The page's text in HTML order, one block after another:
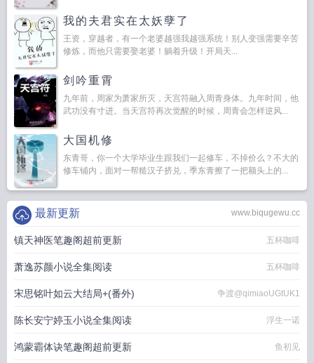
我的夫君实在太妖孽了
王资，穿越者，有一个老婆越强我越强系统！别人变强需要辛苦
修炼，而他只需要娶老婆！躺着升级！开局天...
剑吟重霄
九年前，周家为萧家所灭，天宫符融入周青身体。九年时间，他
武功没有寸进。当天宫符再次觉醒的时候，周青会怎样逆风...
大国机修
东青哥，你一个大学毕业生跟我们一起修车，不掉价么？不大的
修车铺内，面对一帮糙汉子挤兑，季东青擦了一把额头上的...
www.biqugewu.cc
最新更新
镇天神医笔趣阁超前更新 五杯咖啡
萧逸苏颜小说全集阅读 五杯咖啡
宋思铭叶如云大结局+(番外) 争渡@qimiaoUGtUK1
陈长安宁婷玉小说全集阅读 浮生一诺
鸿蒙霸体诀笔趣阁超前更新 鱼初见